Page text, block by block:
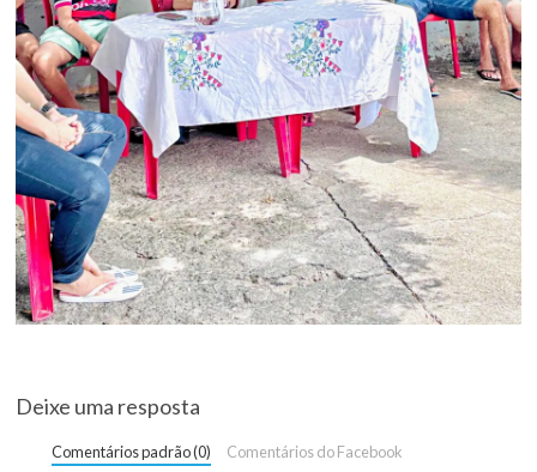
Deixe uma resposta
Comentários padrão (0) Comentários do Facebook